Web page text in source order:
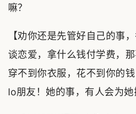
嘛？
【劝你还是先管好自己的事
谈恋爱，拿什么钱付学费，
穿不到你衣服，花不到你的
lo朋友！她的事，有人会为她